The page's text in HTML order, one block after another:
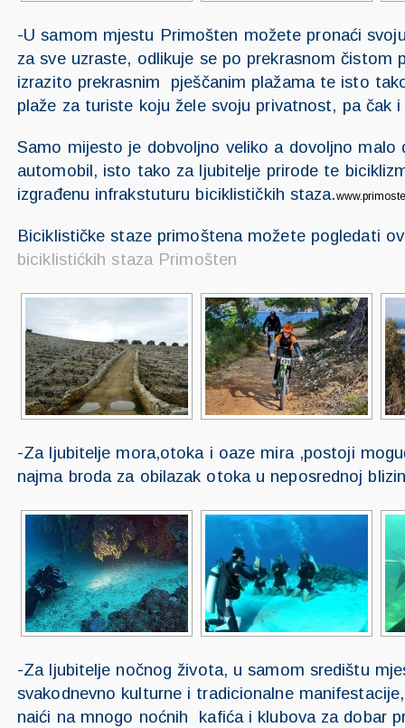
-U samom mjestu Primošten možete pronaći
za sve uzraste, odlikuje se po prekrasnom čistom
izrazito prekrasnim pješčanim plažama te isto
plaže za turiste koju žele svoju privatnost, pa čak
Samo mijesto je dobvoljno veliko a dovoljno malo
automobil, isto tako za ljubitelje prirode te
izgrađenu infrakstuturu biciklističkih staza.
Biciklističke staze primoštena možete pogledati
biciklistićkih staza Primošten
-Za ljubitelje mora,otoka i oaze mira ,postoji
najma broda za obilazak otoka u neposrednoj
-Za ljubitelje nočnog života, u samom središtu
svakodnevno kulturne i tradicionalne
naići na mnogo noćnih kafića i klubova za dobar